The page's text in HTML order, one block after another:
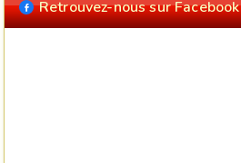
Retrouvez-nous sur Facebook